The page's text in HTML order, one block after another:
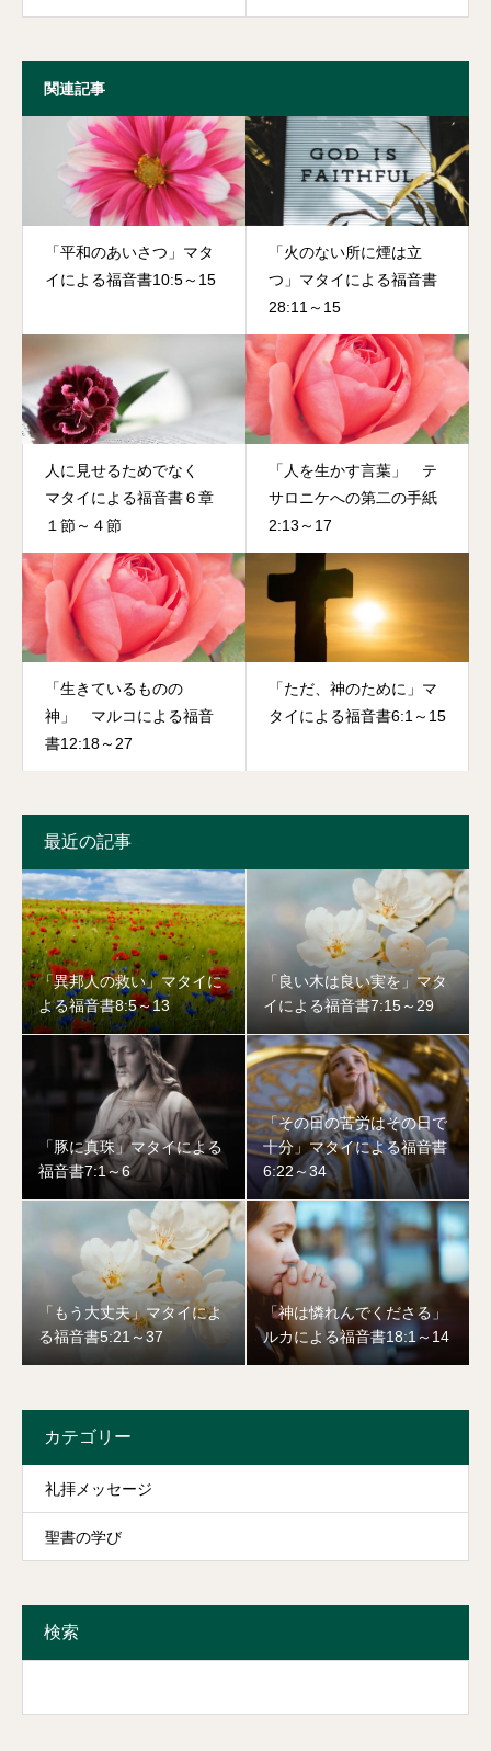
関連記事
「平和のあいさつ」マタ
イによる福音書10:5～15
「火のない所に煙は立
つ」マタイによる福音書
28:11～15
人に見せるためでなく
マタイによる福音書６章
１節～４節
「人を生かす言葉」 テ
サロニケへの第二の手紙
2:13～17
「生きているものの
神」 マルコによる福音
書12:18～27
「ただ、神のために」マ
タイによる福音書6:1～15
最近の記事
「異邦人の救い」マタイに
よる福音書8:5～13
「良い木は良い実を」マタ
イによる福音書7:15～29
「豚に真珠」マタイによる
福音書7:1～6
「その日の苦労はその日で
十分」マタイによる福音書
6:22～34
「もう大丈夫」マタイによ
る福音書5:21～37
「神は憐れんでくださる」
ルカによる福音書18:1～14
カテゴリー
礼拝メッセージ
聖書の学び
検索